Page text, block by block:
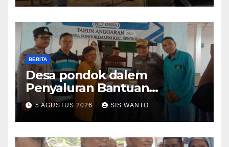
BERITA
Desa pondok dalem
Penyaluran Bantuan
Langsung Tunai (BLT) Di
Desa Pondokdalem
Kecamatan Semboro: sangat
Meringankan Beban Warga
5 AGUSTUS 2026 SIS WANTO